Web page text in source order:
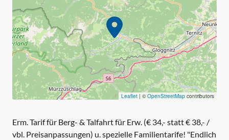
Erm. Tarif für Berg- & Talfahrt für Erw. (€ 34,- statt € 38,- /
vbl. Preisanpassungen) u. spezielle Familientarife! "Endlich
Leaflet | ©OpenStreetMapcontributors